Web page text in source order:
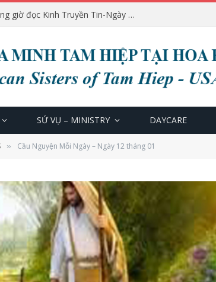
Huấn từ của Đức Thánh Cha trong giờ đọc Kinh Truyền Tin-Ngày 12.07.2026
SỨ VỤ – MINISTRY DAYCARE
» Cầu Nguyện Mỗi Ngày – Ngày 12 tháng 01